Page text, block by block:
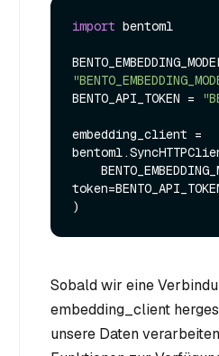
import bentoml
BENTO_API_TOKEN =
embedding_client =
Sobald wir eine
embedding_client
unsere Daten